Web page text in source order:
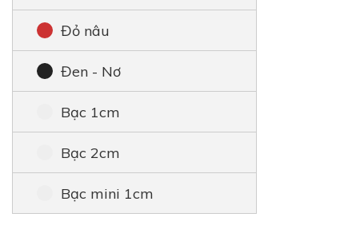
Đỏ nâu
Đen - Nơ
Bạc 1cm
Bạc 2cm
Bạc mini 1cm